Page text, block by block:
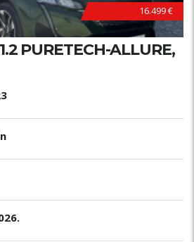
16.499 €
PURETECH-ALLURE,